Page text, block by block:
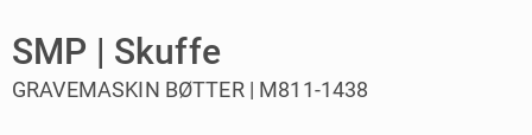
SMP | Skuffe
GRAVEMASKIN BØTTER | M811-1438